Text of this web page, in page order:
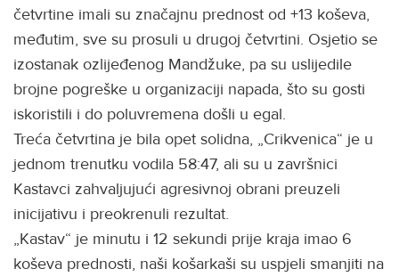
četvrtine imali su značajnu prednost od +13 koševa,
međutim, sve su prosuli u drugoj četvrtini. Osjetio se
izostanak ozlijeđenog Mandžuke, pa su uslijedile
brojne pogreške u organizaciji napada, što su gosti
iskoristili i do poluvremena došli u egal.
Treća četvrtina je bila opet solidna, „Crikvenica“ je u
jednom trenutku vodila 58:47, ali su u završnici
Kastavci zahvaljujući agresivnoj obrani preuzeli
inicijativu i preokrenuli rezultat.
„Kastav“ je minutu i 12 sekundi prije kraja imao 6
koševa prednosti, naši košarkaši su uspjeli smanjiti na